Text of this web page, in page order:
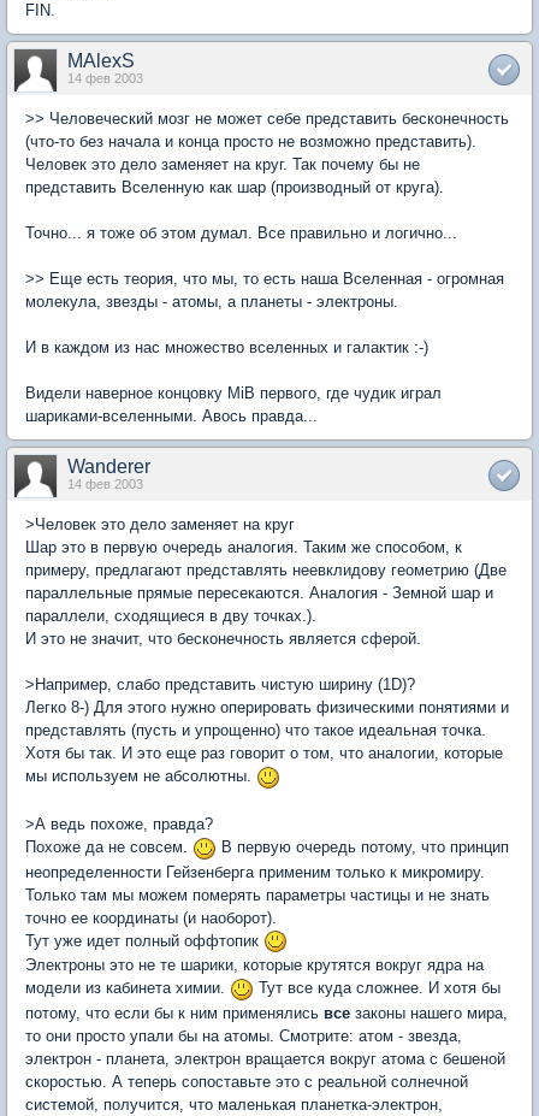
FIN.
MAlexS
14 фев 2003
>> Человеческий мозг не может себе представить бесконечность
(что-то без начала и конца просто не возможно представить).
Человек это дело заменяет на круг. Так почему бы не
представить Вселенную как шар (производный от круга).
Точно... я тоже об этом думал. Все правильно и логично...
>> Еще есть теория, что мы, то есть наша Вселенная - огромная
молекула, звезды - атомы, а планеты - электроны.
И в каждом из нас множество вселенных и галактик :-)
Видели наверное концовку MiB первого, где чудик играл
шариками-вселенными. Авось правда...
Wanderer
14 фев 2003
>Человек это дело заменяет на круг
Шар это в первую очередь аналогия. Таким же способом, к
примеру, предлагают представлять неевклидову геометрию (Две
параллельные прямые пересекаются. Аналогия - Земной шар и
параллели, сходящиеся в дву точках.).
И это не значит, что бесконечность является сферой.
>Например, слабо представить чистую ширину (1D)?
Легко 8-) Для этого нужно оперировать физическими понятиями и
представлять (пусть и упрощенно) что такое идеальная точка.
Хотя бы так. И это еще раз говорит о том, что аналогии, которые
мы используем не абсолютны.
>А ведь похоже, правда?
Похоже да не совсем.
В первую очередь потому, что принцип
неопределенности Гейзенберга применим только к микромиру.
Только там мы можем померять параметры частицы и не знать
точно ее координаты (и наоборот).
Тут уже идет полный оффтопик
Электроны это не те шарики, которые крутятся вокруг ядра на
модели из кабинета химии.
Тут все куда сложнее. И хотя бы
потому, что если бы к ним применялись все законы нашего мира,
то они просто упали бы на атомы. Смотрите: атом - звезда,
электрон - планета, электрон вращается вокруг атома с бешеной
скоростью. А теперь сопоставьте это с реальной солнечной
системой, получится, что маленькая планетка-электрон,